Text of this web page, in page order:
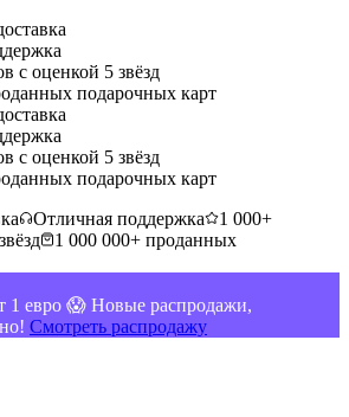
с оценкой 5 звёзд
подарочных карт
с оценкой 5 звёзд
подарочных карт
Отличная поддержка
1 000+
1 000 000+ проданных
1 евро 😱 Новые распродажи,
Смотреть распродажу